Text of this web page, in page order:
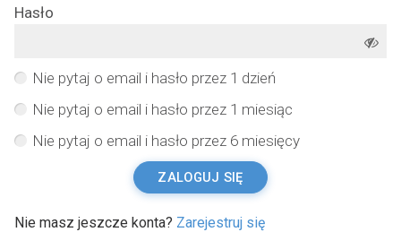
Hasło
Nie pytaj o email i hasło przez 1 dzień
Nie pytaj o email i hasło przez 1 miesiąc
Nie pytaj o email i hasło przez 6 miesięcy
ZALOGUJ SIĘ
Nie masz jeszcze konta? Zarejestruj się